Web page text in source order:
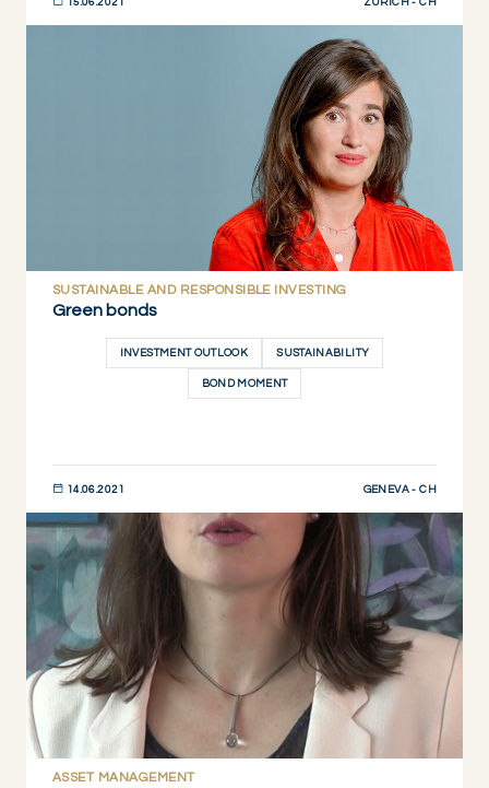
15.06.2021
SUSTAINABLE AND RESPONSIBLE INVESTING
Green bonds
INVESTMENT OUTLOOK SUSTAINABILITY
BOND MOMENT
14.06.2021 GENEVA - CH
JETZT ENTDECKEN
ASSET MANAGEMENT